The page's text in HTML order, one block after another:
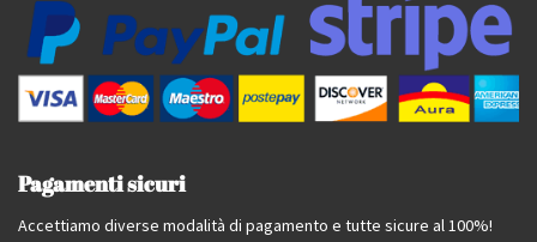
Pagamenti sicuri
Accettiamo diverse modalità di pagamento e tutte sicure al 100%!